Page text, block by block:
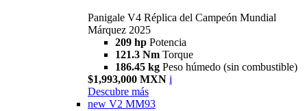
Panigale V4 Réplica del Campeón Mundial
Márquez 2025
209 hp Potencia
121.3 Nm Torque
186.45 kg Peso húmedo (sin combustible)
$1,993,000 MXN i
Descubre más
new V2 MM93